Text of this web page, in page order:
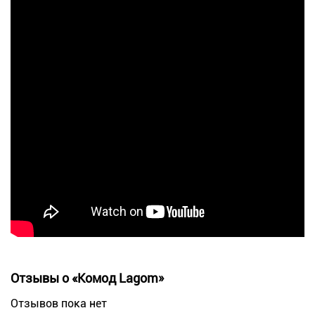
Отзывы о «Комод Lagom»
Отзывов пока нет